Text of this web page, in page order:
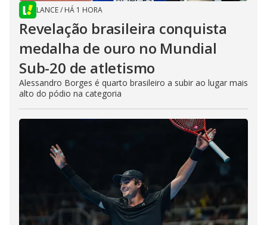
LANCE/ HÁ 1 HORA
Revelação brasileira conquista
medalha de ouro no Mundial
Sub-20 de atletismo
Alessandro Borges é quarto brasileiro a subir ao lugar mais
alto do pódio na categoria